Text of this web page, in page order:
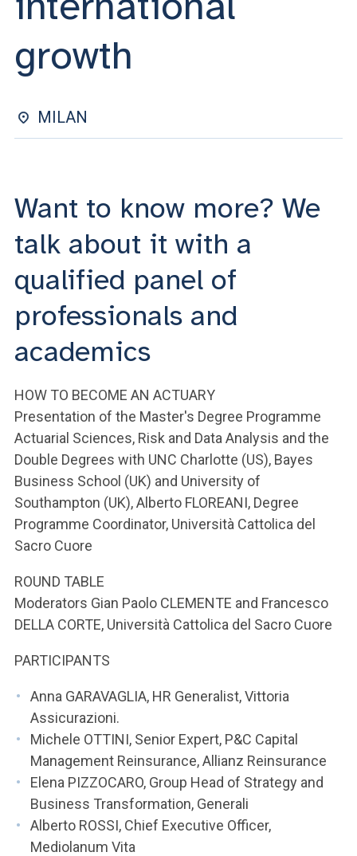
YOU ARE A FACULTY MEMBER OR STAFF MEMBER
growth
MILAN
Want to know more? We
talk about it with a
qualified panel of
professionals and
academics
HOW TO BECOME AN ACTUARY
Presentation of the Master's Degree Programme
Actuarial Sciences, Risk and Data Analysis and the
Double Degrees with UNC Charlotte (US), Bayes
Business School (UK) and University of
Southampton (UK), Alberto FLOREANI, Degree
Programme Coordinator, Università Cattolica del
Sacro Cuore
ROUND TABLE
Moderators Gian Paolo CLEMENTE and Francesco
DELLA CORTE, Università Cattolica del Sacro Cuore
PARTICIPANTS
Anna GARAVAGLIA, HR Generalist, Vittoria
Assicurazioni.
Michele OTTINI, Senior Expert, P&C Capital
Management Reinsurance, Allianz Reinsurance
Elena PIZZOCARO, Group Head of Strategy and
Business Transformation, Generali
Alberto ROSSI, Chief Executive Officer,
Mediolanum Vita